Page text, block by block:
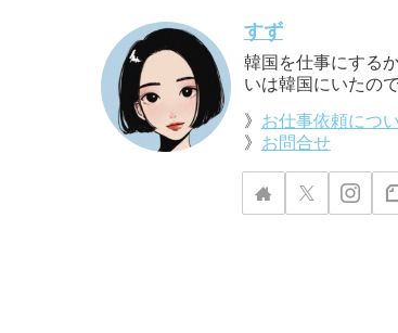
すず
韓国を仕事にする
いは韓国にいたの
》 お仕事依頼につ
》 お問合せ